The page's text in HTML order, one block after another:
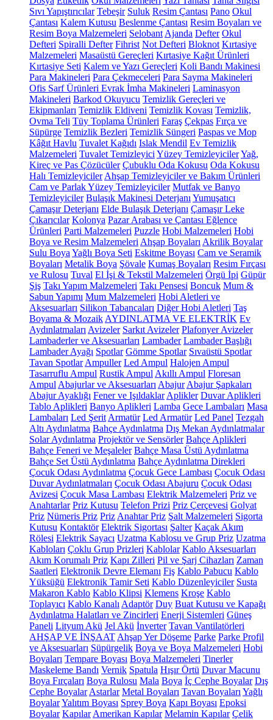
Sıvı Yapıştırıcılar Tebeşir Suluk Resim Çantası Pano Okul
Çantası Kalem Kutusu Beslenme Çantası Resim Boyaları ve
Resim Boya Malzemeleri Selobant Ajanda Defter Okul
Defteri Spiralli Defter Fihrist Not Defteri Bloknot Kırtasiye
Malzemeleri Masaüstü Gereçleri Kırtasiye Kağıt Ürünleri
Kırtasiye Seti Kalem ve Yazı Gereçleri Koli Bandı Makinesi
Para Makineleri Para Çekmeceleri Para Sayma Makineleri
Ofis Sarf Ürünleri Evrak İmha Makineleri Laminasyon
Makineleri Barkod Okuyucu Temizlik Gereçleri ve
Ekipmanları Temizlik Eldiveni Temizlik Kovası Temizlik,
Ovma Teli Tüy Toplama Ürünleri Faraş Çekpas Fırça ve
Süpürge Temizlik Bezleri Temizlik Süngeri Paspas ve Mop
Kâğıt Havlu Tuvalet Kağıdı Islak Mendil Ev Temizlik
Malzemeleri Tuvalet Temizleyici Yüzey TemizleyicilerYağ,
Kireç ve Pas Çözücüler Çubuklu Oda Kokusu Oda Kokusu
Halı Temizleyiciler Ahşap Temizleyiciler ve Bakım Ürünleri
Cam ve Parlak Yüzey Temizleyiciler Mutfak ve Banyo
Temizleyiciler Bulaşık Makinesi Deterjanı Yumuşatıcı
Çamaşır Deterjanı Elde Bulaşık Deterjanı Çamaşır Leke
Çıkarıcılar Kolonya Pazar Arabası ve Çantası Eğlence
Ürünleri Parti Malzemeleri Puzzle Hobi Malzemeleri Hobi
Boya ve Resim Malzemeleri Ahşap Boyaları Akrilik Boyalar
Sulu Boya Yağlı Boya Seti Eskitme Boyası Cam ve Seramik
Boyaları Metalik Boya Şövale Kumaş Boyaları Resim Fırçası
ve Rulosu Tuval El İşi & Tekstil Malzemeleri Örgü İpi Güpür
Şiş Takı Yapım Malzemeleri Takı Pensesi Boncuk Mum &
Sabun Yapımı Mum Malzemeleri Hobi Aletleri ve
Aksesuarları Silikon Tabancaları Diğer Hobi Aletleri Taş
Boyama & Mozaik AYDINLATMA VE ELEKTRİK Ev
Aydınlatmaları Avizeler Sarkıt Avizeler Plafonyer Avizeler
Lambaderler ve Aksesuarları Lambader Lambader Başlığı
Lambader Ayağı Spotlar Gömme Spotlar Sıvaüstü Spotlar
Tavan Spotlar Ampuller Led Ampul Halojen Ampul
Tasarruflu Ampul Rustik Ampul Akıllı Ampul Floresan
Ampul Abajurlar ve Aksesuarları Abajur Abajur Şapkaları
Abajur Ayaklığı Fener ve Işıldaklar Aplikler Duvar Aplikleri
Tablo Aplikleri Banyo Aplikleri Lamba Gece Lambaları Masa
Lambaları Led Şerit Armatür Led Armatür Led Panel Tezgah
Altı Aydınlatma Bahçe Aydınlatma Dış Mekan Aydınlatmalar
Solar Aydınlatma Projektör ve Sensörler Bahçe Aplikleri
Bahçe Feneri ve Meşaleler Bahçe Masa Üstü Aydınlatma
Bahçe Set Üstü Aydınlatma Bahçe Aydınlatma Direkleri
Çocuk Odası Aydınlatma Çocuk Gece Lambası Çocuk Odası
Duvar Aydınlatmaları Çocuk Odası Abajuru Çocuk Odası
Avizesi Çocuk Masa Lambası Elektrik Malzemeleri Priz ve
Anahtarlar Priz Kutusu Telefon Prizi Priz Çerçevesi Golyat
Priz Nümeris Priz Priz Anahtar Priz Şalt Malzemeleri Sigorta
Kutusu Kontaktör Elektrik Sigortası Şalter Kaçak Akım
Rölesi Elektrik Sayacı Uzatma Kablosu ve Grup Priz Uzatma
Kabloları Çoklu Grup Prizleri Kablolar Kablo Aksesuarları
Akım Korumalı Priz Kapı Zilleri Pil ve Şarj Cihazları Zaman
Saatleri Elektronik Devre Elemanı Fiş Kablo Pabucu Kablo
Yüksüğü Elektronik Tamir Seti Kablo Düzenleyiciler Susta
Makaron Kablo Kablo Klipsi Klemens Kroşe Kablo
Toplayıcı Kablo Kanalı Adaptör Duy Buat Kutusu ve Kapağı
Aydınlatma Halatları ve Zincirleri Enerji Sistemleri Güneş
Paneli Lityum Akü Jel Akü İnverter Tavan Vantilatörleri
AHŞAP VE İNŞAAT Ahşap Yer Döşeme Parke Parke Profil
ve Aksesuarları Süpürgelik Boya ve Boya Malzemeleri Hobi
Boyaları Tempare Boyası Boya Malzemeleri Tinerler
Maskeleme Bandı Vernik Spatula Hışır Örtü Duvar Macunu
Boya Fırçaları Boya Rulosu Mala Boya İç Cephe Boyalar Dış
Cephe Boyalar Astarlar Metal Boyaları Tavan Boyaları Yağlı
BoyalarYalıtım Boyası Sprey Boya Kapı Boyası Epoksi
Boyalar Kapılar Amerikan Kapılar Melamin Kapılar Çelik